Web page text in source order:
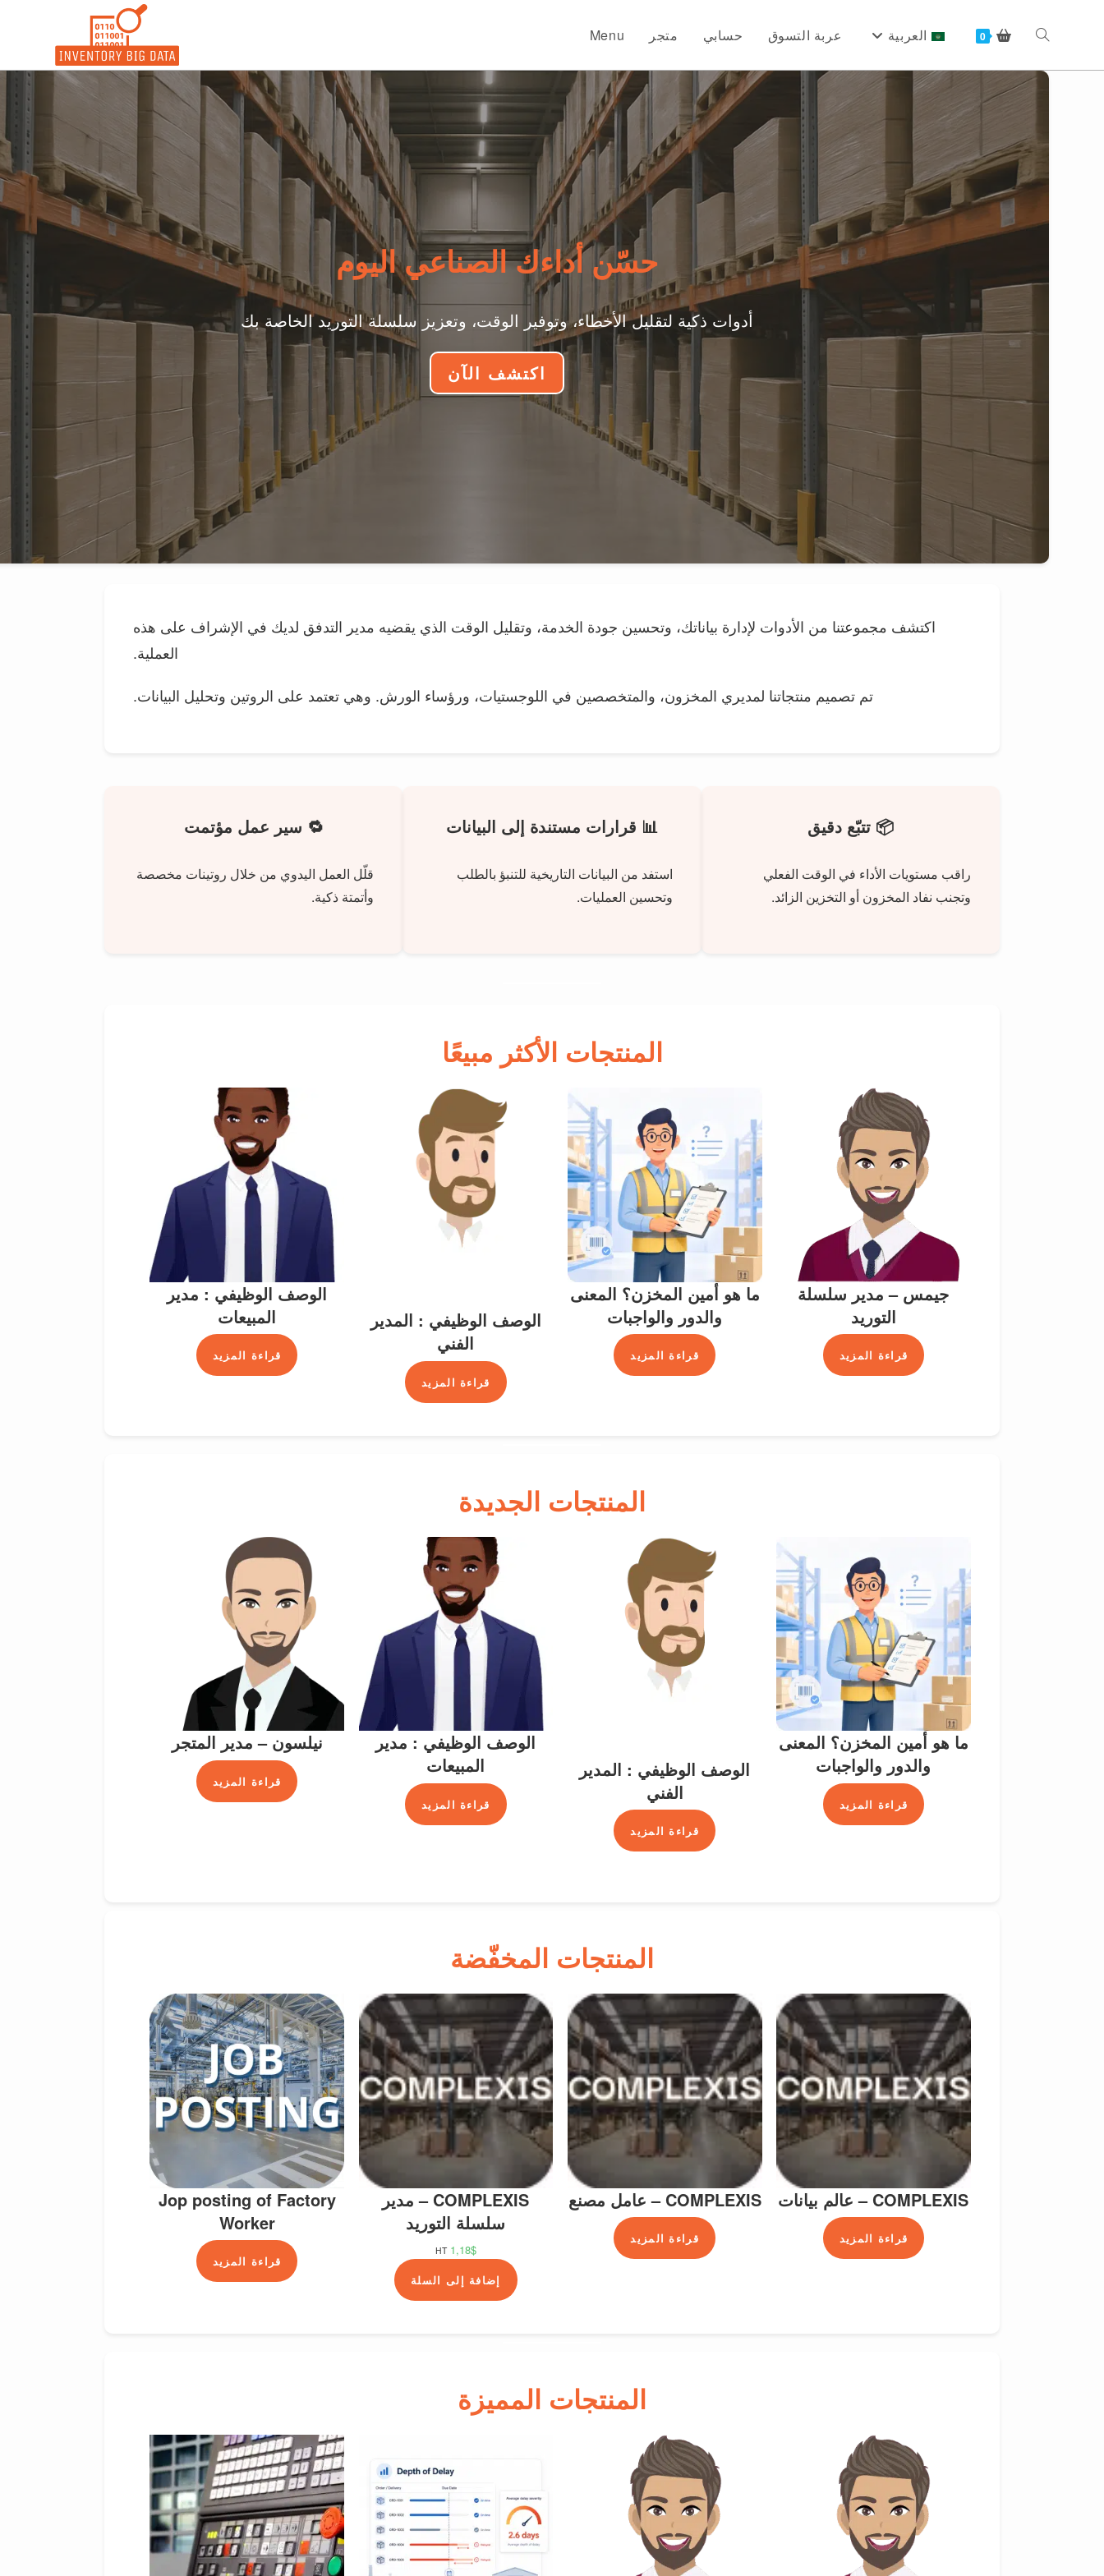
Menu متجر حسابي عربة التسوق العربية 0 Toggle
search
حسّن أداءك الصناعي اليوم
أدوات ذكية لتقليل الأخطاء، وتوفير الوقت، وتعزيز سلسلة التوريد الخاصة بك
اكتشف الآن
اكتشف مجموعتنا من الأدوات لإدارة بياناتك، وتحسين جودة الخدمة، وتقليل الوقت الذي يقضيه مدير التدفق لديك في الإشراف على هذه
العملية.
تم تصميم منتجاتنا لمديري المخزون، والمتخصصين في اللوجستيات، ورؤساء الورش. وهي تعتمد على الروتين وتحليل البيانات.
📦 تتبّع دقيق
راقب مستويات الأداء في الوقت الفعلي
وتجنب نفاد المخزون أو التخزين الزائد.
📊 قرارات مستندة إلى البيانات
استفد من البيانات التاريخية للتنبؤ بالطلب
وتحسين العمليات.
🔁 سير عمل مؤتمت
قلّل العمل اليدوي من خلال روتينات مخصصة
وأتمتة ذكية.
المنتجات الأكثر مبيعًا
جيمس – مدير سلسلة
التوريد
قراءة المزيد
ما هو أمين المخزن؟ المعنى
والدور والواجبات
قراءة المزيد
الوصف الوظيفي : المدير
الفني
قراءة المزيد
الوصف الوظيفي : مدير
المبيعات
قراءة المزيد
المنتجات الجديدة
ما هو أمين المخزن؟ المعنى
والدور والواجبات
قراءة المزيد
الوصف الوظيفي : المدير
الفني
قراءة المزيد
الوصف الوظيفي : مدير
المبيعات
قراءة المزيد
نيلسون – مدير المتجر
قراءة المزيد
المنتجات المخفّضة
COMPLEXIS – عالم بيانات
قراءة المزيد
COMPLEXIS – عامل مصنع
قراءة المزيد
COMPLEXIS – مدير
سلسلة التوريد
1,18$
HT
إضافة إلى السلة
Jop posting of Factory
Worker
قراءة المزيد
المنتجات المميزة